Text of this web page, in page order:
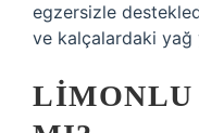
egzersizle
ve kalçalardaki yağ
LIMONLU